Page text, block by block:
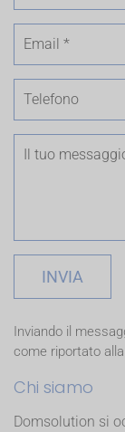
INVIA
Inviando il
come riportato alla
Chi siamo
Domsolution si